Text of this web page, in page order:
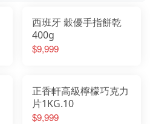
西班牙 穀優手指餅乾
400g
$9,999
正香軒高級檸檬巧克力
片1KG.10
$9,999